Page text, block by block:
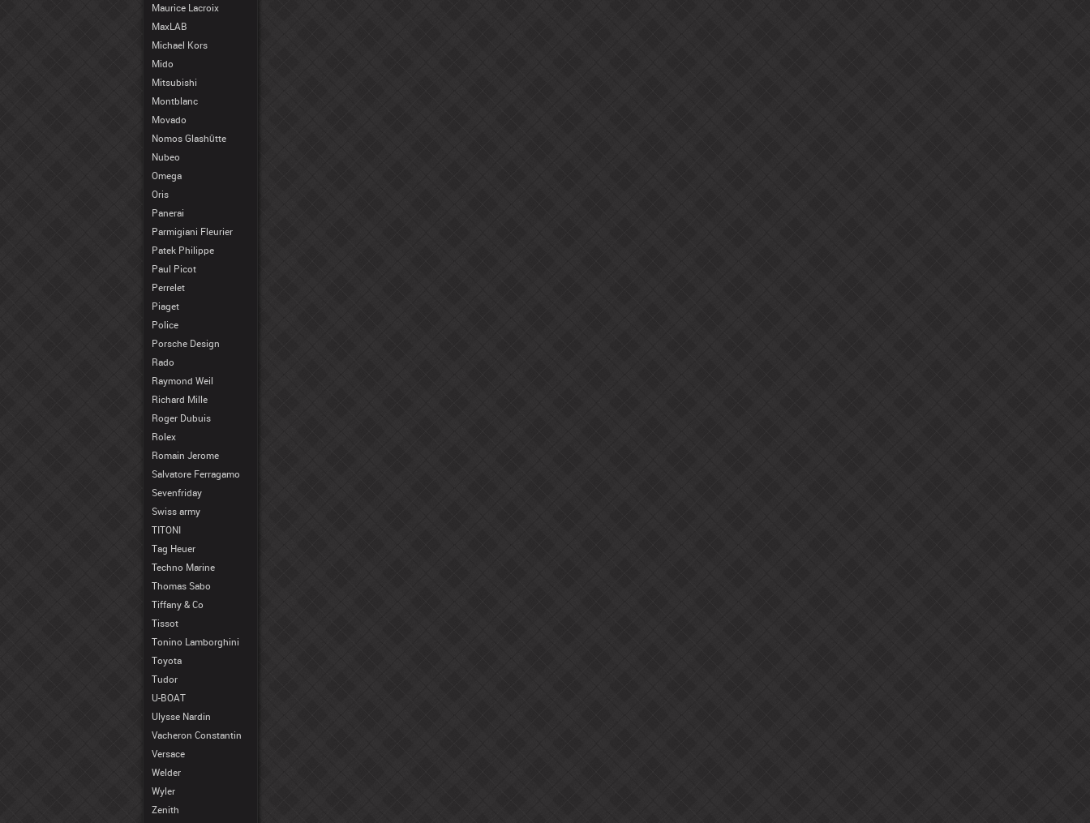
Maurice Lacroix
MaxLAB
Michael Kors
Mido
Mitsubishi
Montblanc
Movado
Nomos Glashütte
Nubeo
Omega
Oris
Panerai
Parmigiani Fleurier
Patek Philippe
Paul Picot
Perrelet
Piaget
Police
Porsche Design
Rado
Raymond Weil
Richard Mille
Roger Dubuis
Rolex
Romain Jerome
Salvatore Ferragamo
Sevenfriday
Swiss army
TITONI
Tag Heuer
Techno Marine
Thomas Sabo
Tiffany & Co
Tissot
Tonino Lamborghini
Toyota
Tudor
U-BOAT
Ulysse Nardin
Vacheron Constantin
Versace
Welder
Wyler
Zenith